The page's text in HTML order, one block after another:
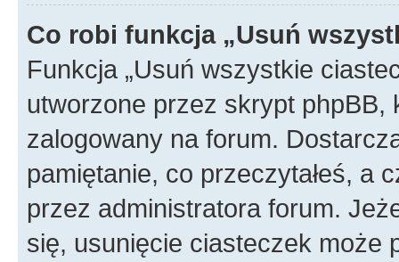
Co robi funkcja „Usuń
Funkcja „Usuń wszystkie
utworzone przez skrypt
zalogowany na forum.
pamiętanie, co przeczytałeś, a
przez administratora forum.
się, usunięcie ciasteczek może